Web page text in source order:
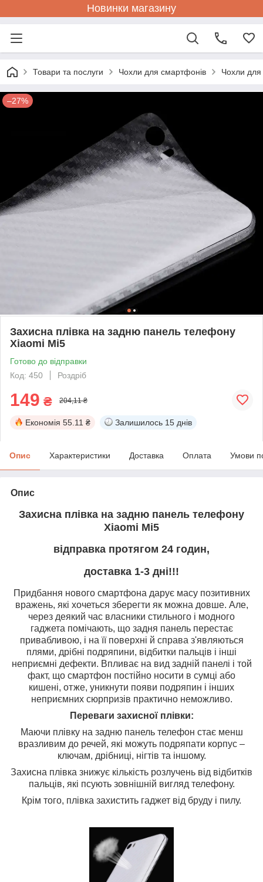
Новинки магазину
Товари та послуги Чохли для смартфонів Чохли
–27%
Захисна плівка на задню панель телефону
Xiaomi Mi5
Готово до відправки
Код: 450
Роздріб
149 ₴ 204,11 ₴
Економія 55.11 ₴ Залишилось 15 днів
Опис Характеристики Доставка Оплата Умови
Опис
Захисна плівка на задню панель телефону
Xiaomi Mi5
відправка протягом 24 годин,
доставка 1-3 дні!!!
Придбання нового смартфона дарує масу позитивних
вражень, які хочеться зберегти як можна довше. Але,
через деякий час власники стильного і модного
гаджета помічають, що задня панель перестає
привабливою, і на її поверхні й справа з'являються
плями, дрібні подряпини, відбитки пальців і інші
неприємні дефекти. Впливає на вид задній панелі і той
факт, що смартфон постійно носити в сумці або
кишені, отже, уникнути появи подряпин і інших
неприємних сюрпризів практично неможливо.
Переваги захисної плівки:
Маючи плівку на задню панель телефон стає менш
вразливим до речей, які можуть подряпати корпус –
ключам, дрібниці, нігтів та іншому.
Захисна плівка знижує кількість розлучень від відбитків
пальців, які псують зовнішній вигляд телефону.
Крім того, плівка захистить гаджет від бруду і пилу.